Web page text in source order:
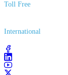
Toll Free
International